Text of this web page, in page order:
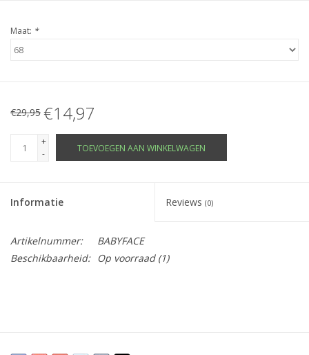
Maat: *
€29,95 €14,97
+
-
TOEVOEGEN AAN WINKELWAGEN
Informatie Reviews (0)
Artikelnummer:
BABYFACE
Beschikbaarheid:
Op voorraad(1)